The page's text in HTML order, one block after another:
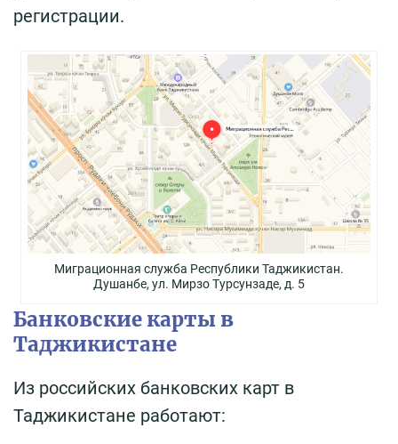
регистрации.
Миграционная служба Республики Таджикистан.
Душанбе, ул. Мирзо Турсунзаде, д. 5
Банковские карты в
Таджикистане
Из российских банковских карт в
Таджикистане работают: